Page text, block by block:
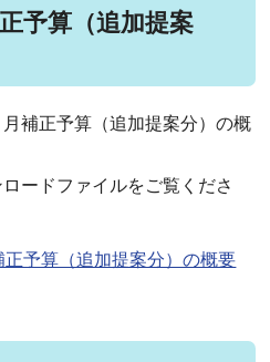
予算（追加提案
補正予算（追加提案分）の概
ードファイルをご覧くださ
予算（追加提案分）の概要